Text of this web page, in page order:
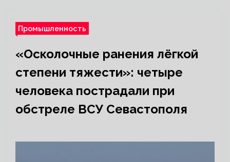
Промышленность
«Осколочные ранения лёгкой
степени тяжести»: четыре
человека пострадали при
обстреле ВСУ Севастополя